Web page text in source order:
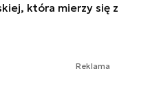
która mierzy się z
Reklama